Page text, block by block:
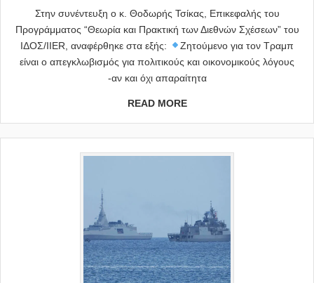
Στην συνέντευξη ο κ. Θοδωρής Τσίκας, Επικεφαλής του
Προγράμματος “Θεωρία και Πρακτική των Διεθνών Σχέσεων” του
ΙΔΟΣ/IIER, αναφέρθηκε στα εξής:
Ζητούμενο για τον Τραμπ
είναι ο απεγκλωβισμός για πολιτικούς και οικονομικούς λόγους
-αν και όχι απαραίτητα
READ MORE